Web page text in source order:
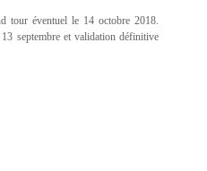
tour éventuel le 14 octobre 2018.
septembre et validation définitive